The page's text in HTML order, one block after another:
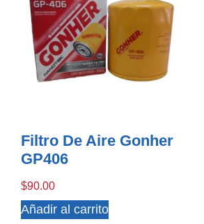
Filtro De Aire Gonher
GP406
$90.00
Añadir al carrito